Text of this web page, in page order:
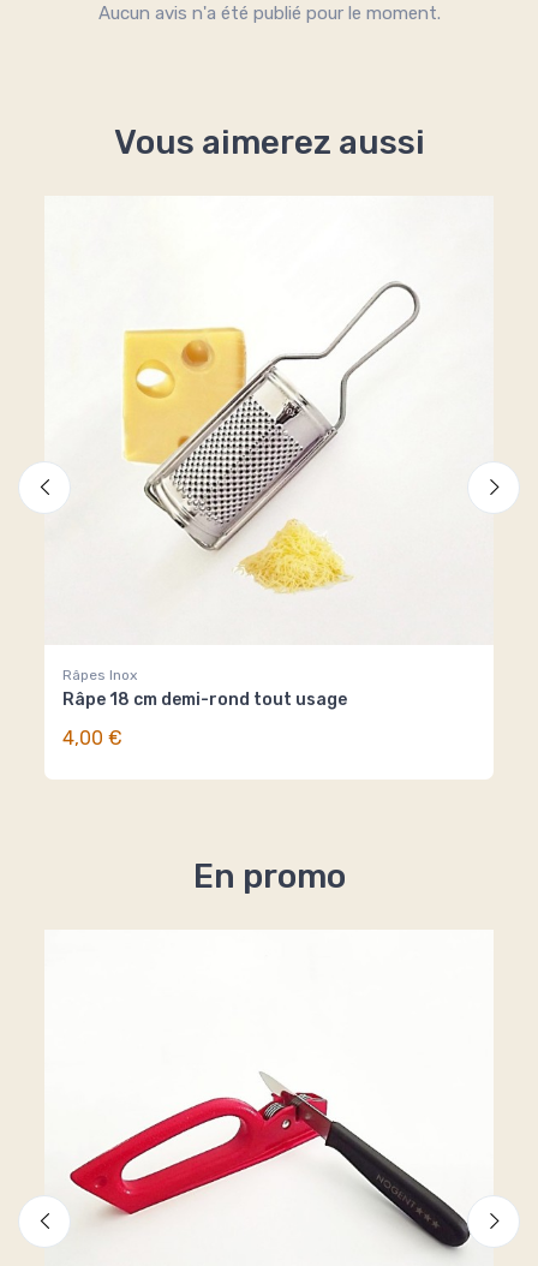
Vous aimerez aussi
Râpes Inox
Râpe 18 cm demi-rond tout usage
4,00 €
Aucun avis n'a été publié pour le moment.
En promo